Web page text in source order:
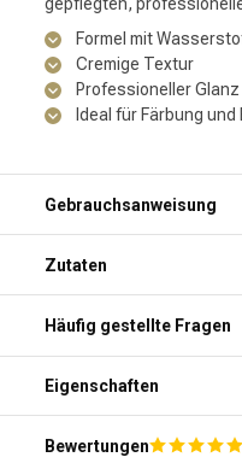
Formel mit
Cremige Textur
Professioneller Glanz
Ideal für Färbung und
Gebrauchsanweisung
Zutaten
Häufig gestellte Fragen
Wofür ist die L'Oréal
geeignet?
Die L'Oréal Professionnel
Welche Vorteile hat die
Professionnel Oxydation?
Eigenschaften
Bewertungen